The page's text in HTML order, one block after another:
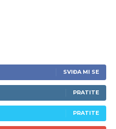
SVIĐA MI SE
PRATITE
PRATITE